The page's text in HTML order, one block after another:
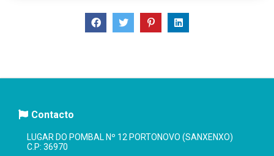
Contacto
LUGAR DO POMBAL Nº 12 PORTONOVO (SANXENXO)
C.P: 36970